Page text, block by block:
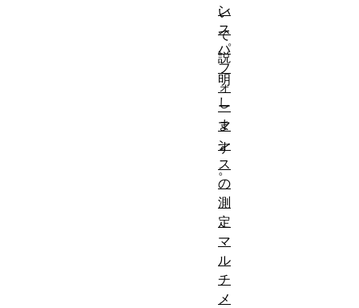
い
て
説
明
し
ま
す
。
ン
ス
パ
フ
ォ
ー
マ
ン
ス
の
測
定
マ
ル
チ
メ